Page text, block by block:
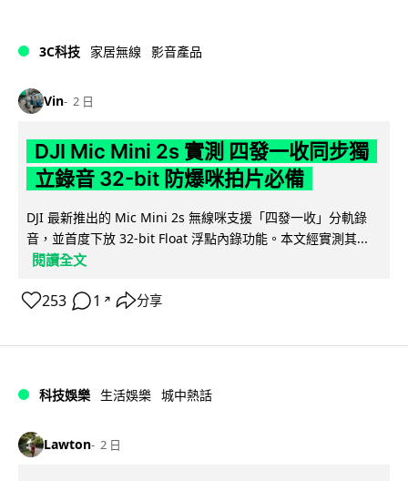
3C科技 家居無線 影音產品
Vin 2 日
DJI Mic Mini 2s 實測 四發一收同步獨
立錄音 32-bit 防爆咪拍片必備
DJI 最新推出的 Mic Mini 2s 無線咪支援「四發一收」分軌錄
音，並首度下放 32-bit Float 浮點內錄功能。本文經實測其...
閱讀全文
253 1 ↗ 分享
科技娛樂 生活娛樂 城中熱話
Lawton 2 日